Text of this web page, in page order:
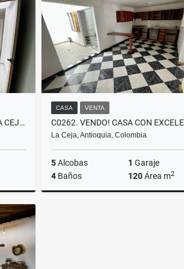
$6.900.000
T0528. ALQUILO! OFICINA EN LA CEJA CON SERVICIOS EN EL PARQUE
CASA VENTA
La Ceja, Antioquia, Colombia
5Alcobas 1 Garaje
4 Baños 120Área m2